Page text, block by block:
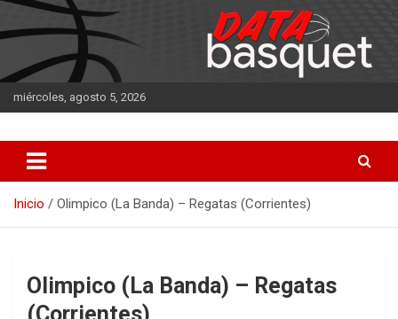
Saltar
al
contenido
miércoles, agosto 5, 2026
DATA Basquet
Inicio Olimpico (La Banda) – Regatas (Corrientes)
Olimpico (La Banda) – Regatas